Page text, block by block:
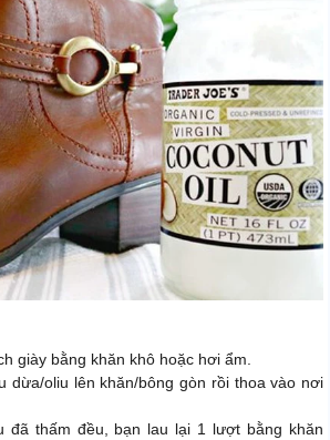
giày bằng khăn khô hoặc hơi ẩm.
dừa/oliu lên khăn/bông gòn rồi thoa vào nơi
đã thấm đều, bạn lau lại 1 lượt bằng khăn